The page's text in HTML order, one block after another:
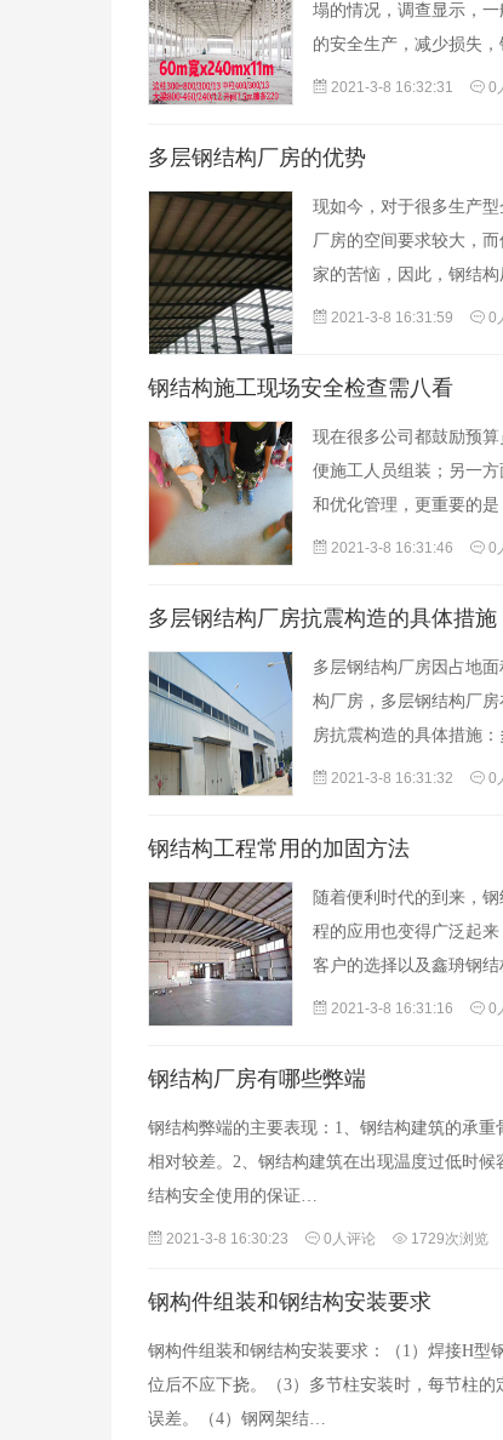
塌的情况，调查显示，
的安全生产，减少损失
2021-3-8 16:32:31 0
多层钢结构厂房的优势
现如今，对于很多生产
厂房的空间要求较大，
家的苦恼，因此，钢结
2021-3-8 16:31:59 0
钢结构施工现场安全检查需八看
现在很多公司都鼓励预
便施工人员组装；另一
和优化管理，更重要的
2021-3-8 16:31:46 0
多层钢结构厂房抗震构造的具体措施
多层钢结构厂房因占地
构厂房，多层钢结构厂
房抗震构造的具体措施
2021-3-8 16:31:32 0
钢结构工程常用的加固方法
随着便利时代的到来，
程的应用也变得广泛起
客户的选择以及鑫珘钢
2021-3-8 16:31:16 0
钢结构厂房有哪些弊端
钢结构弊端的主要表现：1、钢结构建筑的承
相对较差。2、钢结构建筑在出现温度过低时
结构安全使用的保证…
2021-3-8 16:30:23 0人评论 1729次浏览
钢构件组装和钢结构安装要求
钢构件组装和钢结构安装要求：（1）焊接H型
位后不应下挠。（3）多节柱安装时，每节柱
误差。（4）钢网架结…